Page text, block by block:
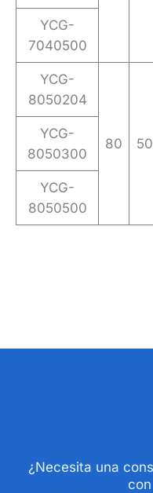
YCG-
7040500
YCG-
8050204
80 50
YCG-
8050300
YCG-
8050500
¿Necesita una